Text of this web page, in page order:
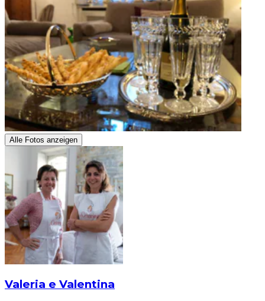
Alle Fotos anzeigen
Valeria e Valentina